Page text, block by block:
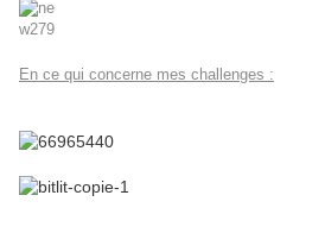
En ce qui concerne mes challenges :